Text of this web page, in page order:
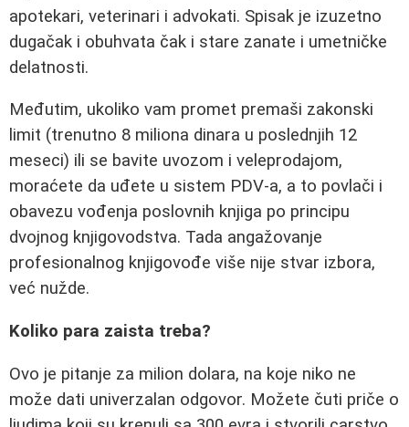
apotekari, veterinari i advokati. Spisak je izuzetno
dugačak i obuhvata čak i stare zanate i umetničke
delatnosti.
Međutim, ukoliko vam promet premaši zakonski
limit (trenutno 8 miliona dinara u poslednjih 12
meseci) ili se bavite uvozom i veleprodajom,
moraćete da uđete u sistem PDV-a, a to povlači i
obavezu vođenja poslovnih knjiga po principu
dvojnog knjigovodstva. Tada angažovanje
profesionalnog knjigovođe više nije stvar izbora,
već nužde.
Koliko para zaista treba?
Ovo je pitanje za milion dolara, na koje niko ne
može dati univerzalan odgovor. Možete čuti priče o